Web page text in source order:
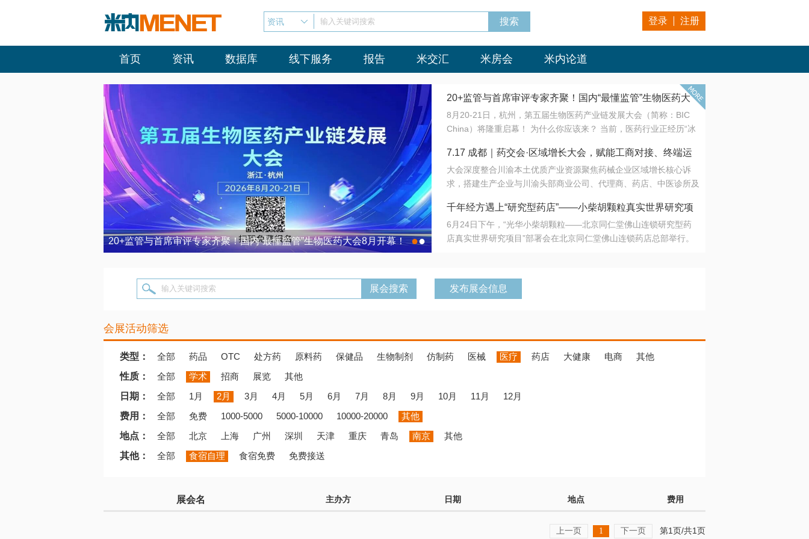
资讯 输入关键词搜索 登录 注册
首页 资讯 数据库 线下服务 报告 米交汇 米房会 米内论道
20+监管与首席审评专家齐聚！国内“最懂监管”生物医药大会8月开幕！ 7.17 成都｜药交会·区域增长大会，赋能工商对接、终端运营
●●
20+监管与首席审评专家齐聚！国内“最懂监管”生物医药大
会8月开幕！
8月20-21日，杭州，第五届生物医药产业链发展大会（简称：BIC
China）将隆重启幕！ 为什么你应该来？ 当前，医药行业正经历“冰
法正重新定义研发效率；另一端是创新药“最后一公里”的支付与入院
难题，呼唤更成熟的产业生态。 同质化“内卷”已无出路，全产业链协
同与出海能力建设才是破局关键。 本届大会以 “重构生态，定义未
算力突围；从中药创新、复杂药物制剂、CGT、多肽与小核酸的技
术攻坚，到CDMO的柔性智造。 我们致力于打破壁垒，让“实验
室”与“生产线”、“研发端”与“支付端”深度对话，更让监管、产业、资
7.17 成都｜药交会·区域增长大会，赋能工商对接、终端运
营
大会深度整合川渝本土优质产业资源聚焦药械企业区域增长核心诉
求，搭建生产企业与川渝头部商业公司、代理商、药店、中医诊所及
域增量份额夯实西南市场战略布局
千年经方遇上“研究型药店”——小柴胡颗粒真实世界研究项
目在北京同仁堂佛山连锁启动
6月24日下午，“光华小柴胡颗粒——北京同仁堂佛山连锁研究型药
店真实世界研究项目”部署会在北京同仁堂佛山连锁药店总部举行。
输入关键词搜索 发布展会信息
会展活动筛选
类型： 全部 药品 OTC 处方药 原料药 保健品 生物制剂 仿制药 医械 医疗 药店 大健康 电商
其他
性质：
全部 学术 招商 展览
其他
日期：
全部 1月 2月 3月 4月 5月 6月 7月 8月 9月 10月 11月
12月
费用：
全部 免费 1000-5000 5000-10000 10000-20000
其他
地点：
全部 北京 上海 广州 深圳 天津 重庆 青岛 南京
其他
其他：
全部 食宿自理 食宿免费 免费接送
展会名 主办方 日期 地点 费用
上一页 1 下一页 第1页/共1页